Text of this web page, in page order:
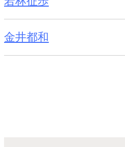
金井都和